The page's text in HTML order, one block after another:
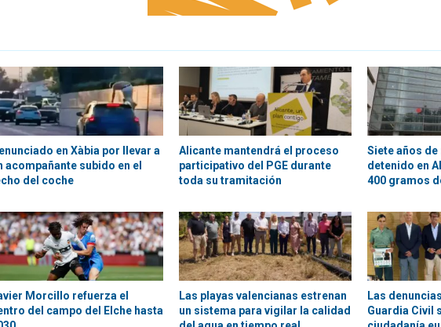
en Xàbia por llevar a
acompañante subido en el
del coche
Alicante mantendrá el proceso
participativo del PGE durante
toda su tramitación
Siete años
detenido en
400 gramos
Morcillo refuerza el
del campo del Elche hasta
Las playas valencianas estrenan
un sistema para vigilar la calidad
Las
Guardia Civil